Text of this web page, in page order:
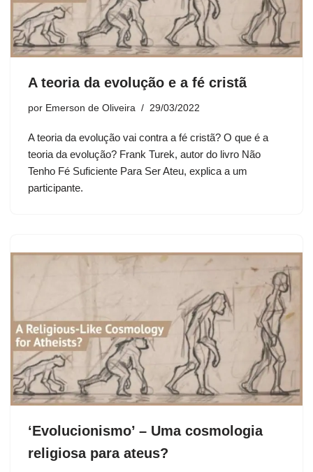
A teoria da evolução e a fé cristã
por Emerson de Oliveira 29/03/2022
A teoria da evolução vai contra a fé cristã? O que é a
teoria da evolução? Frank Turek, autor do livro Não
Tenho Fé Suficiente Para Ser Ateu, explica a um
participante.
‘Evolucionismo’ – Uma cosmologia
religiosa para ateus?